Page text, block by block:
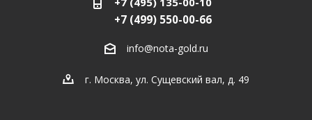
+7 (499) 550-00-66
info@nota-gold.ru
г. Москва, ул. Сущевский вал, д. 49